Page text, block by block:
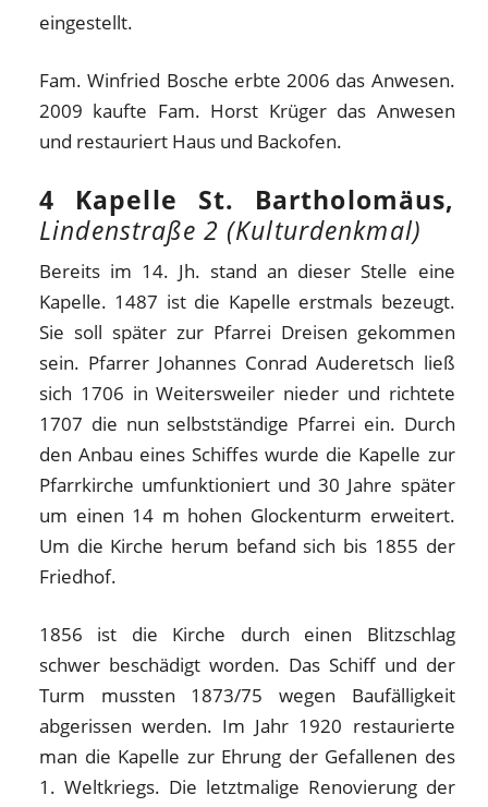
eingestellt.
Fam. Winfried Bosche erbte 2006 das Anwesen.
2009 kaufte Fam. Horst Krüger das Anwesen
und restauriert Haus und Backofen.
4 Kapelle St. Bartholomäus,
Lindenstraße 2 (Kulturdenkmal)
Bereits im 14. Jh. stand an dieser Stelle eine
Kapelle. 1487 ist die Kapelle erstmals bezeugt.
Sie soll später zur Pfarrei Dreisen gekommen
sein. Pfarrer Johannes Conrad Auderetsch ließ
sich 1706 in Weitersweiler nieder und richtete
1707 die nun selbstständige Pfarrei ein. Durch
den Anbau eines Schiffes wurde die Kapelle zur
Pfarrkirche umfunktioniert und 30 Jahre später
um einen 14 m hohen Glockenturm erweitert.
Um die Kirche herum befand sich bis 1855 der
Friedhof.
1856 ist die Kirche durch einen Blitzschlag
schwer beschädigt worden. Das Schiff und der
Turm mussten 1873/75 wegen Baufälligkeit
abgerissen werden. Im Jahr 1920 restaurierte
man die Kapelle zur Ehrung der Gefallenen des
1. Weltkriegs. Die letztmalige Renovierung der